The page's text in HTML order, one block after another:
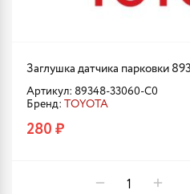
Заглушка датчика парковки
Артикул: 89348-33060-C0
Бренд: TOYOTA
280 ₽